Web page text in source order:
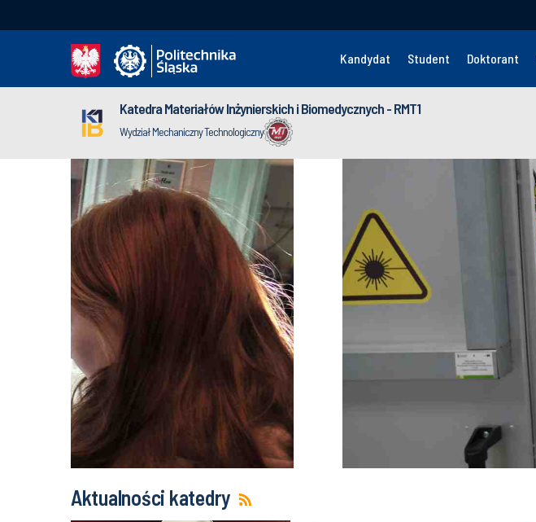
Kandydat Student Doktorant
Katedra Materiałów Inżynierskich i Biomedycznych - RMT1
Wydział Mechaniczny Technologiczny
Aktualności katedry